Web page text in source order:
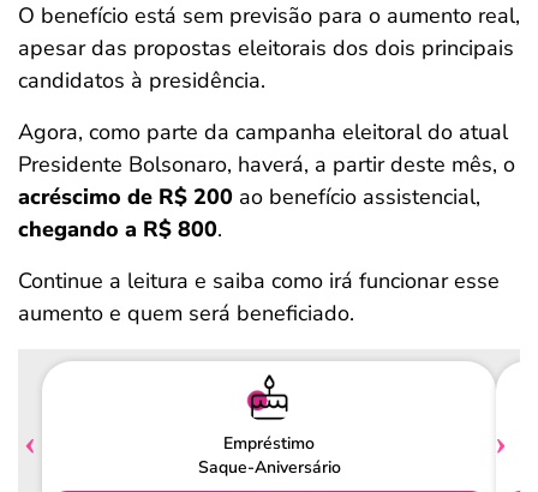
O benefício está sem previsão para o aumento real,
apesar das propostas eleitorais dos dois principais
candidatos à presidência.
Agora, como parte da campanha eleitoral do atual
Presidente Bolsonaro, haverá, a partir deste mês, o
acréscimo de R$ 200 ao benefício assistencial,
chegando a R$ 800.
Continue a leitura e saiba como irá funcionar esse
aumento e quem será beneficiado.
Empréstimo
Saque-Aniversário